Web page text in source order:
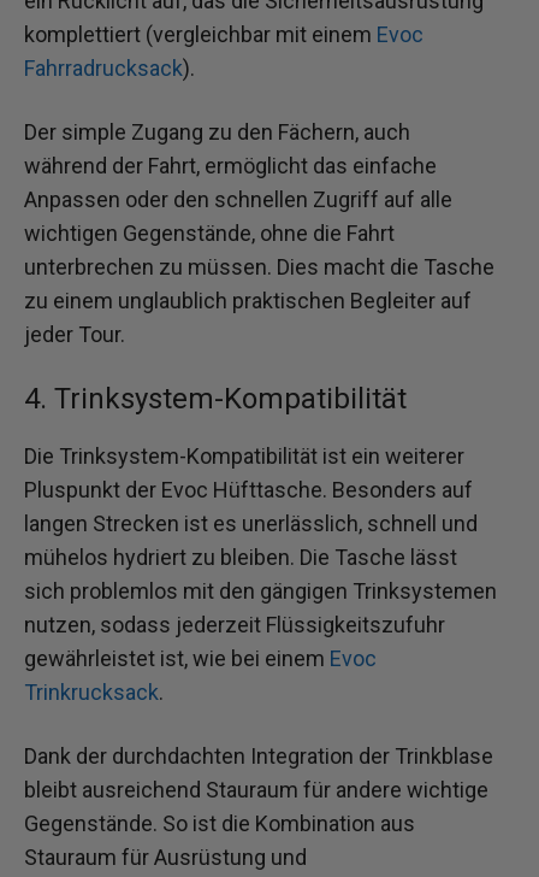
komplettiert (vergleichbar mit einem Evoc
Fahrradrucksack).
Der simple Zugang zu den Fächern, auch
während der Fahrt, ermöglicht das einfache
Anpassen oder den schnellen Zugriff auf alle
wichtigen Gegenstände, ohne die Fahrt
unterbrechen zu müssen. Dies macht die Tasche
zu einem unglaublich praktischen Begleiter auf
jeder Tour.
4. Trinksystem-Kompatibilität
Die Trinksystem-Kompatibilität ist ein weiterer
Pluspunkt der Evoc Hüfttasche. Besonders auf
langen Strecken ist es unerlässlich, schnell und
mühelos hydriert zu bleiben. Die Tasche lässt
sich problemlos mit den gängigen Trinksystemen
nutzen, sodass jederzeit Flüssigkeitszufuhr
gewährleistet ist, wie bei einem Evoc
Trinkrucksack.
Dank der durchdachten Integration der Trinkblase
bleibt ausreichend Stauraum für andere wichtige
Gegenstände. So ist die Kombination aus
Stauraum für Ausrüstung und